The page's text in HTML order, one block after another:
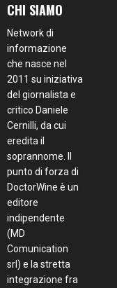
CHI SIAMO
Network di
informazione
che nasce nel
2011 su iniziativa
del giornalista e
critico Daniele
Cernilli, da cui
eredita il
soprannome. Il
punto di forza di
DoctorWine è un
editore
indipendente
(MD
Comunication
srl) e la stretta
integrazione fra